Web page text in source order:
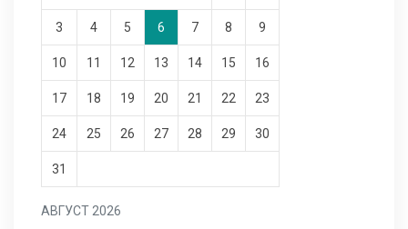
АВГУСТ 2026
3 4 5 6 7 8 9
10 11 12 13 14 15 16
17 18 19 20 21 22 23
24 25 26 27 28 29 30
31